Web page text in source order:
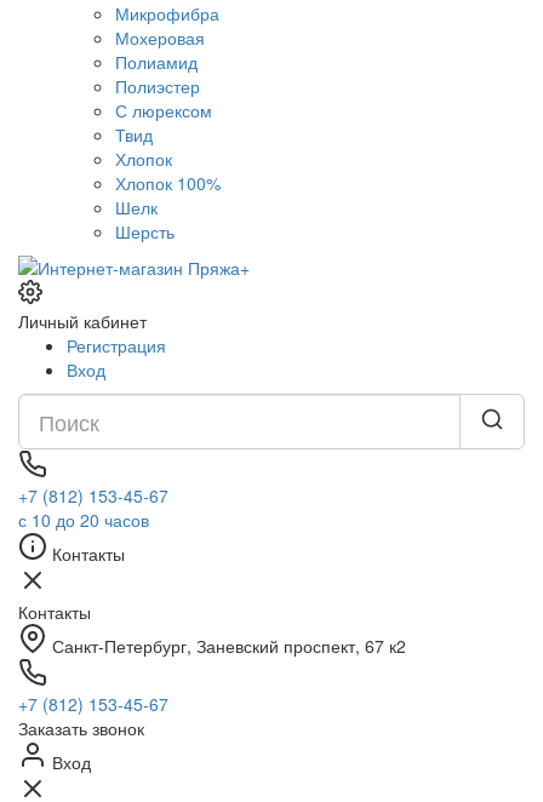
Микрофибра
Мохеровая
Полиамид
Полиэстер
С люрексом
Твид
Хлопок
Хлопок 100%
Шелк
Шерсть
Личный кабинет
Регистрация
Вход
+7 (812) 153-45-67
с 10 до 20 часов
Контакты
Контакты
Санкт-Петербург, ​Заневский проспект, 67 к2
+7 (812) 153-45-67
Заказать звонок
Вход